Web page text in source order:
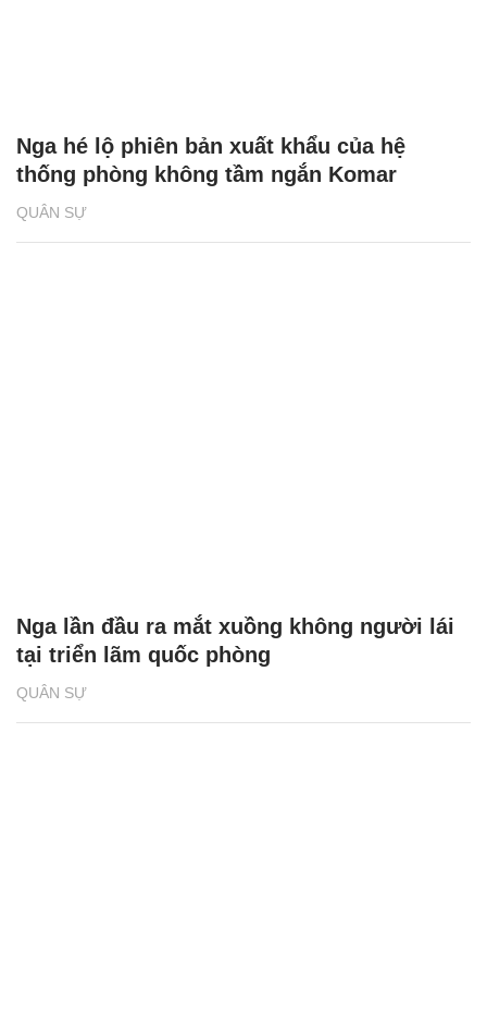
QUÂN SỰ
Nga hé lộ phiên bản xuất khẩu của hệ
thống phòng không tầm ngắn Komar
QUÂN SỰ
Nga lần đầu ra mắt xuồng không người lái
tại triển lãm quốc phòng